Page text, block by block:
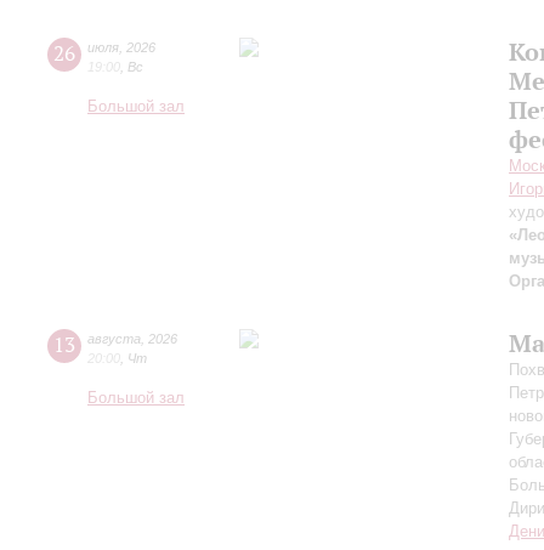
26 июля 2026
19:00 Вс
Большой зал
13 августа
2026
20:00 Чт
Большой зал